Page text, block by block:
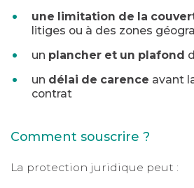
une limitation de la
litiges ou à des zones
un plancher et un plafond
un délai de carence avant
contrat
Comment souscrire ?
La protection juridique peut :